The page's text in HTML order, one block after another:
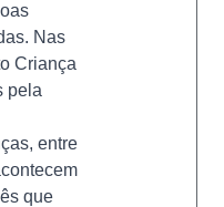
Nas
Criança
pela
entre
que